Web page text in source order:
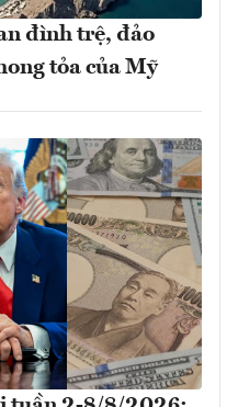
đình trệ, đảo
tỏa của Mỹ